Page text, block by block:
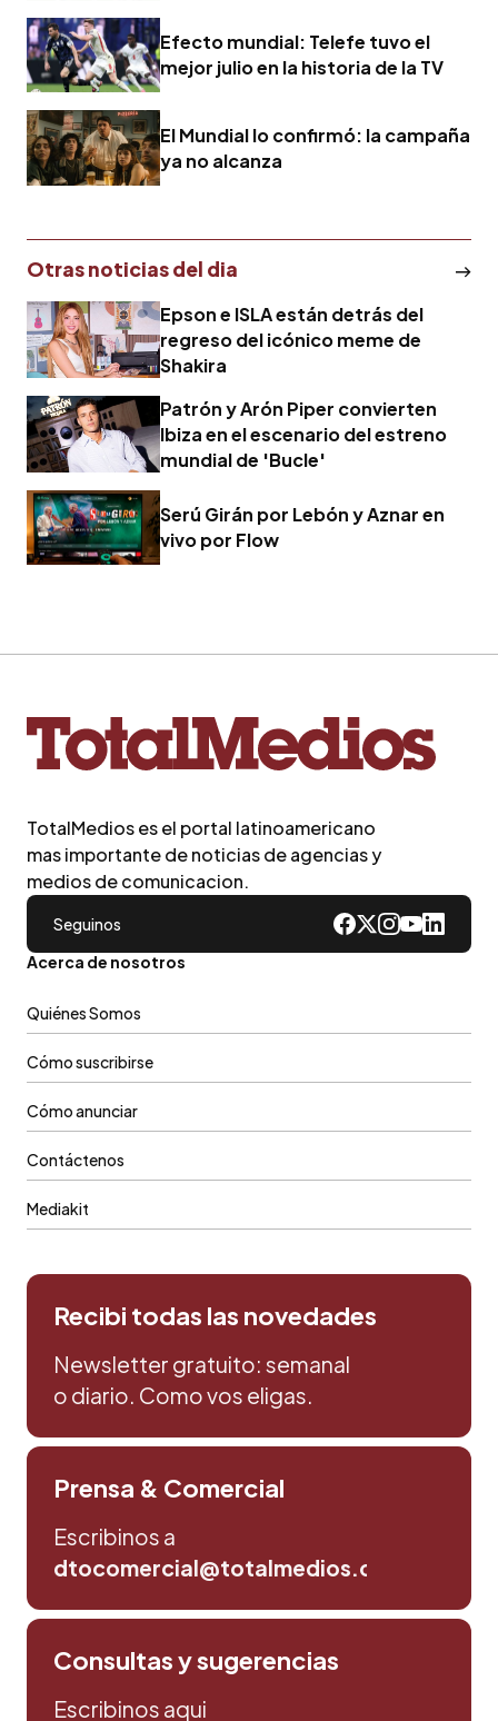
Efecto mundial: Telefe tuvo el
mejor julio en la historia de la TV
El Mundial lo confirmó: la campaña
ya no alcanza
Otras noticias del dia
Epson e ISLA están detrás del
regreso del icónico meme de
Shakira
Patrón y Arón Piper convierten
Ibiza en el escenario del estreno
mundial de 'Bucle'
Serú Girán por Lebón y Aznar en
vivo por Flow
TotalMedios es el portal latinoamericano
mas importante de noticias de agencias y
medios de comunicacion.
Seguinos
Acerca de nosotros
Quiénes Somos
Cómo suscribirse
Cómo anunciar
Contáctenos
Mediakit
Recibi todas las novedades
Newsletter gratuito: semanal
o diario. Como vos eligas.
Prensa & Comercial
Escribinos a
dtocomercial@totalmedios.com
Consultas y sugerencias
Escribinos aqui